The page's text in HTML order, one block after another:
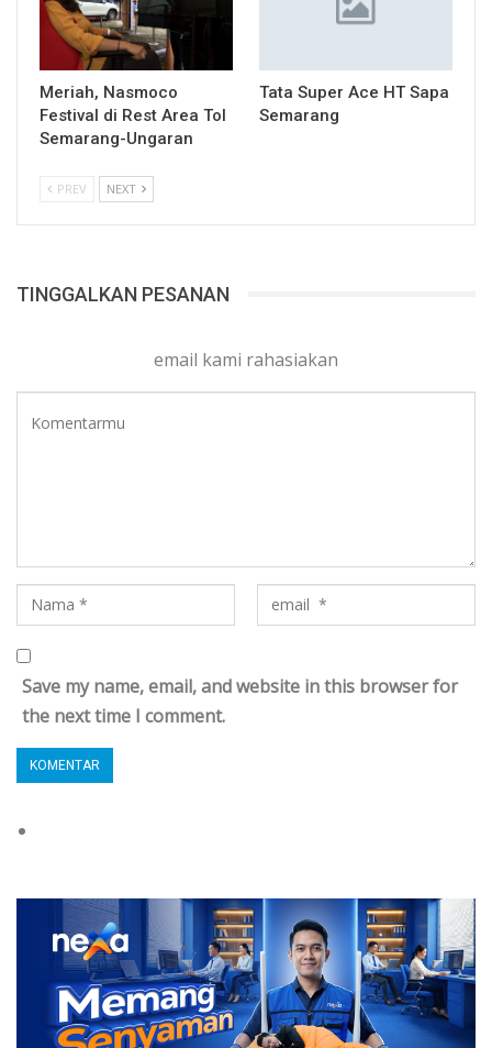
Meriah, Nasmoco
Festival di Rest Area Tol
Semarang-Ungaran
Tata Super Ace HT Sapa
Semarang
PREV NEXT
TINGGALKAN PESANAN
email kami rahasiakan
Save my name, email, and website in this browser for
the next time I comment.